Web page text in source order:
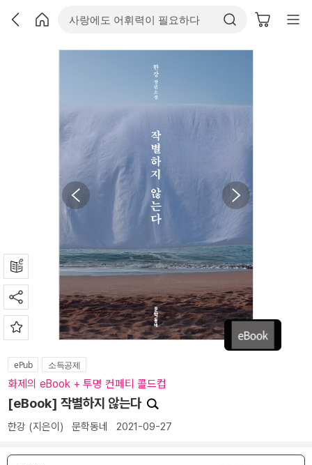
ePub 소득공제
화제의 eBook + 투명 컨페티 콜드컵
[eBook] 작별하지 않는다
한강 (지은이) 문학동네 2021-09-27